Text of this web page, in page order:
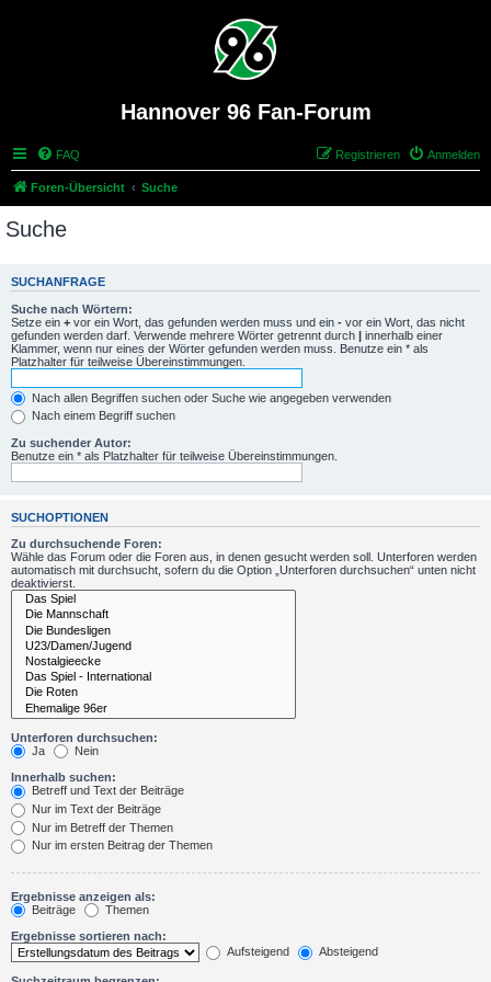
Hannover 96 Fan-Forum
FAQ Anmelden
Registrieren
Foren-Übersicht Suche
Suche
SUCHANFRAGE
Suche nach Wörtern:
Setze ein + vor ein Wort, das gefunden werden muss und ein - vor ein Wort, das nicht
gefunden werden darf. Verwende mehrere Wörter getrennt durch | innerhalb einer
Klammer, wenn nur eines der Wörter gefunden werden muss. Benutze ein * als
Platzhalter für teilweise Übereinstimmungen.
Nach allen Begriffen suchen oder Suche wie angegeben verwenden
Nach einem Begriff suchen
Zu suchender Autor:
Benutze ein * als Platzhalter für teilweise Übereinstimmungen.
SUCHOPTIONEN
Zu durchsuchende Foren:
Wähle das Forum oder die Foren aus, in denen gesucht werden soll. Unterforen werden
automatisch mit durchsucht, sofern du die Option „Unterforen durchsuchen“ unten nicht
deaktivierst.
Unterforen durchsuchen:
Ja
Nein
Innerhalb suchen:
Betreff und Text der Beiträge
Nur im Text der Beiträge
Nur im Betreff der Themen
Nur im ersten Beitrag der Themen
Ergebnisse anzeigen als:
Beiträge
Themen
Ergebnisse sortieren nach:
Aufsteigend
Absteigend